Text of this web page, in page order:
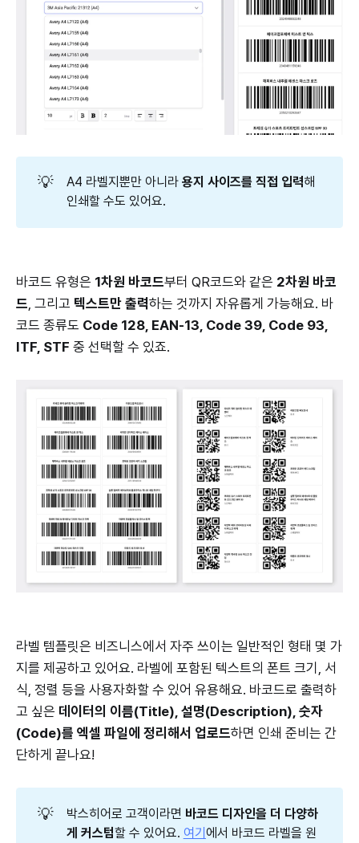
💡 A4 라벨지뿐만 아니라 용지 사이즈를 직접 입력해
인쇄할 수도 있어요.
바코드 유형은 1차원 바코드부터 QR코드와 같은 2차원 바코
드 , 그리고 텍스트만 출력하는 것까지 자유롭게 가능해요. 바
코드 종류도 Code 128, EAN-13, Code 39, Code 93,
ITF, STF 중 선택할 수 있죠.
라벨 템플릿은 비즈니스에서 자주 쓰이는 일반적인 형태 몇 가
지를 제공하고 있어요. 라벨에 포함된 텍스트의 폰트 크기, 서
식, 정렬 등을 사용자화할 수 있어 유용해요. 바코드로 출력하
고 싶은 데이터의 이름(Title), 설명(Description), 숫자
(Code)를 엑셀 파일에 정리해서 업로드하면 인쇄 준비는 간
단하게 끝나요!
💡 박스히어로 고객이라면 바코드 디자인을 더 다양하
게 커스텀할 수 있어요. 여기 에서 바코드 라벨을 원